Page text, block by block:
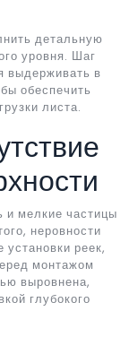
детальную
уровня. Шаг
выдерживать в
обеспечить
листа.
и мелкие частицы
неровности
реек,
монтажом
выровнена,
глубокого